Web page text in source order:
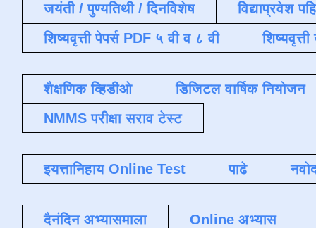
जयंती / पुण्यतिथी / दिनविशेष
विद्याप्रवेश
शिष्यवृत्ती पेपर्स PDF ५ वी व ८ वी
शैक्षणिक व्हिडीओ
डिजिटल वार्षिक नियोजन
NMMS परीक्षा सराव टेस्ट
इयत्तानिहाय Online Test पाढे
दैनंदिन अभ्यासमाला
Online अभ्यास